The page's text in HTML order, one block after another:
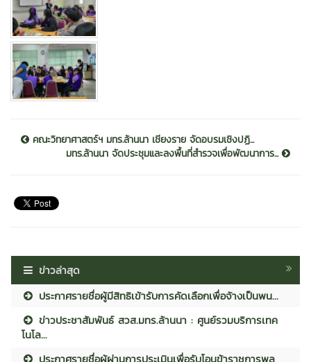
คณะวิทยาศาสตร์ฯ มทร.ล้านนา เชียงราย จัดอบรมเชิงปฏิ...
มทร.ล้านนา จัดประชุมและลงพื้นที่สำรวจเพื่อพัฒนาการ...
ข่าวล่าสุด
ประกาศรายชื่อผู้มีสิทธิเข้ารับการคัดเลือกเพื่อจ้างเป็นพน...
ข่าวประชาสัมพันธ์ สวส.มทร.ล้านนา : ศูนย์รวมบริการเทค
โนโล...